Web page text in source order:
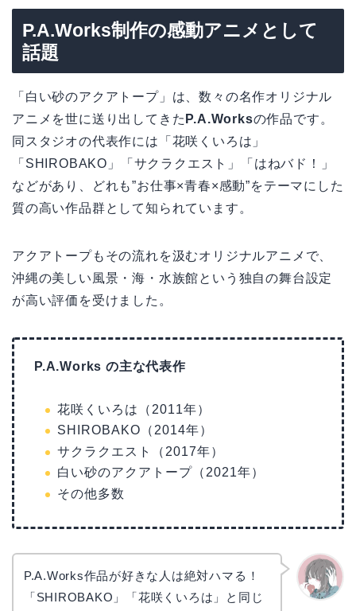
P.A.Works制作の感動アニメとして
話題
「白い砂のアクアトープ」は、数々の名作オリジナル
アニメを世に送り出してきた P.A.Worksの作品です。
同スタジオの代表作には「花咲くいろは」
「SHIROBAKO」「サクラクエスト」「はねバド！」
などがあり、どれも”お仕事×青春×感動”をテーマにした
質の高い作品群として知られています。
アクアトープもその流れを汲むオリジナルアニメで、
沖縄の美しい風景・海・水族館という独自の舞台設定
が高い評価を受けました。
P.A.Works の主な代表作
花咲くいろは（2011年）
SHIROBAKO（2014年）
サクラクエスト（2017年）
白い砂のアクアトープ（2021年）
その他多数
P.A.Works作品が好きな人は絶対ハマる！
「SHIROBAKO」「花咲くいろは」と同じ